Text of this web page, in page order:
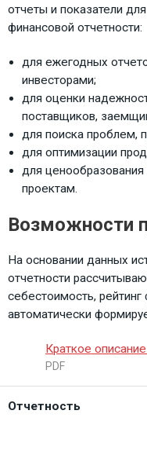
отчеты и показатели
финансовой отчетности:
для ежегодных
инвесторами;
для оценки
поставщиков,
для поиска проблем,
для оптимизации
для
проектам.
Возможности
На основании данных
отчетности
себестоимость,
автоматически
Краткое
PDF
Отчетность